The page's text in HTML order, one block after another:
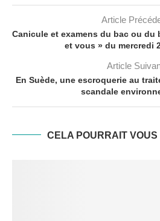
Article
Canicule et examens du bac ou du
et vous » du mercredi
Article
En Suède, une escroquerie au
scandale
CELA POURRAIT